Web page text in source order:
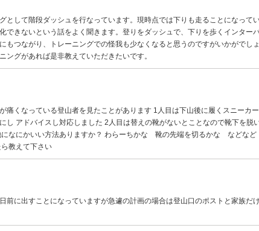
として階段ダッシュを行なっています。現時点では下りも走ることになって
できないという話をよく聞きます。登りをダッシュで、下りを歩くインター
もつながり、トレーニングでの怪我も少なくなると思うのですがいかがでしょ
グがあれば是非教えていただきたいです。
くなっている登山者を見たことがあります 1人目は下山後に履くスニーカ
し アドバイスし対応しました 2人目は替えの靴がないとことなので靴下を脱
なにかいい方法ありますか？ わらーちかな 靴の先端を切るかな などな
教えて下さい
前に出すことになっていますが急遽の計画の場合は登山口のポストと家族だ